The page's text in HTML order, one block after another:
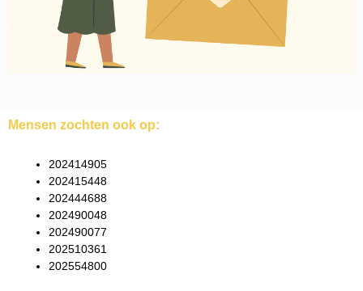
Mensen zochten ook op:
202414905
202415448
202444688
202490048
202490077
202510361
202554800